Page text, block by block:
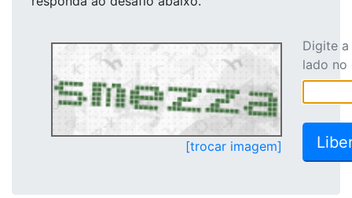
[trocar imagem]
Digite
lado no